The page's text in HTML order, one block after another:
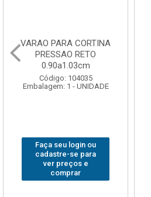
VARAO PARA CORTINA
PRESSAO RETO
1.05a1.18cm
Código: 104043
Embalagem: 1 - UNIDADE
Faça seu login ou
cadastre-se para
ver preços e
comprar